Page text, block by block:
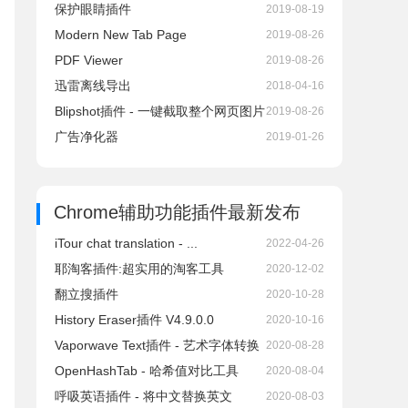
保护眼睛插件 2019-08-19
Modern New Tab Page 2019-08-26
PDF Viewer 2019-08-26
迅雷离线导出 2018-04-16
Blipshot插件 - 一键截取整个网页图片2019-08-26
广告净化器 2019-01-26
Chrome辅助功能插件最新发布
iTour chat translation - ... 2022-04-26
耶淘客插件:超实用的淘客工具 2020-12-02
翻立搜插件 2020-10-28
History Eraser插件 V4.9.0.0 2020-10-16
Vaporwave Text插件 - 艺术字体转换 2020-08-28
OpenHashTab - 哈希值对比工具 2020-08-04
呼吸英语插件 - 将中文替换英文 2020-08-03